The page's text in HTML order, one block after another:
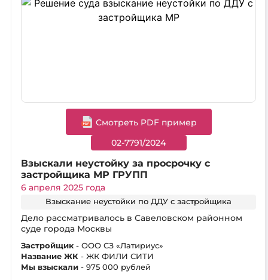
Cмотреть PDF пример
02-7791/2024
Взыскали неустойку за просрочку с
застройщика МР ГРУПП
6 апреля 2025 года
Взыскание неустойки по ДДУ с застройщика
Дело рассматривалось в Савеловском районном
суде города Москвы
Застройщик - ООО СЗ «Латириус»
Название ЖК - ЖК ФИЛИ СИТИ
Мы взыскали - 975 000 рублей